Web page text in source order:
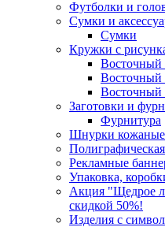
Футболки и
Сумки и
Сумки
Кружки с
Восточный
Восточный
Восточный
Заготовки и
Фурнитура
Шнурки кожаные
Рекламные
Упаковка,
Акция "Щедрое
скидкой 50%!
Изделия с